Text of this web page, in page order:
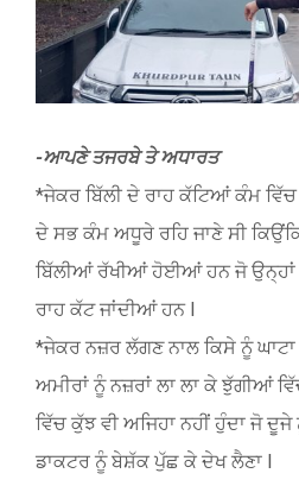
-ਆਪਣੇ ਤਜਰਬੇ ਤੇ ਅਧਾਰਤ
*ਜੇਕਰ ਬਿੱਲੀ ਦੇ ਰਾਹ ਕੱਟਿਆਂ ਕੰਮ
ਦੇ ਸਭ ਕੰਮ ਅਧੂਰੇ ਰਹਿ ਜਾਣੇ ਸੀ
ਬਿੱਲੀਆਂ ਰੱਖੀਆਂ ਹੋਈਆਂ ਹਨ ਜੋ
ਰਾਹ ਕੱਟ ਜਾਂਦੀਆਂ ਹਨ l
*ਜੇਕਰ ਨਜ਼ਰ ਲੱਗਣ ਨਾਲ ਕਿਸੇ ਨੂੰ ਘਾਟਾ
ਅਮੀਰਾਂ ਨੂੰ ਨਜ਼ਰਾਂ ਲਾ ਲਾ ਕੇ ਝੁੱਗੀਆਂ
ਵਿੱਚ ਕੁੱਝ ਵੀ ਅਜਿਹਾ ਨਹੀਂ ਹੁੰਦਾ ਜੋ
ਡਾਕਟਰ ਨੂੰ ਬੇਸ਼ੱਕ ਪੁੱਛ ਕੇ ਦੇਖ ਲੈਣਾ l